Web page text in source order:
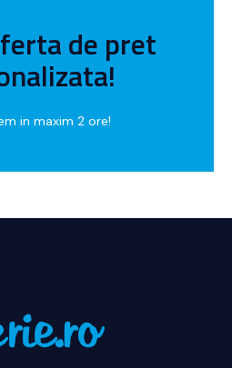
de pret
in maxim 2 ore!
rapid:
0748 888 041